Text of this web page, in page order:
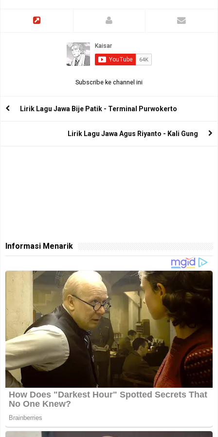
Subscribe ke channel ini
Lirik Lagu Jawa Bije Patik - Terminal Purwokerto
Lirik Lagu Jawa Agus Riyanto - Kali Gung
Informasi Menarik